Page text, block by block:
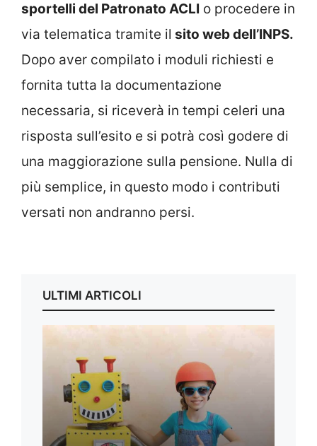
sportelli del Patronato ACLI o procedere in
via telematica tramite il sito web dell’INPS.
Dopo aver compilato i moduli richiesti e
fornita tutta la documentazione
necessaria, si riceverà in tempi celeri una
risposta sull’esito e si potrà così godere di
una maggiorazione sulla pensione. Nulla di
più semplice, in questo modo i contributi
versati non andranno persi.
ULTIMI ARTICOLI